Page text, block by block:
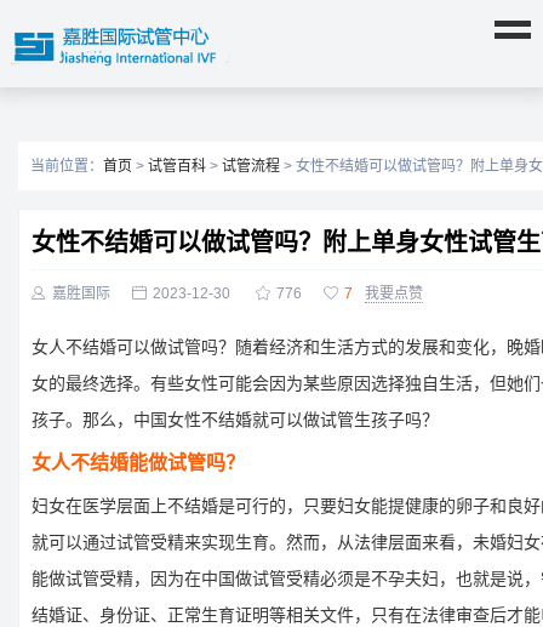
当前位置： 首页 > 试管百科 > 试管流程 > 女性不结婚可以做试管吗？附上单身
女性不结婚可以做试管吗？附上单身女性试管
 嘉胜国际  2023-12-30  776  7 我要点赞
女人不结婚可以做试管吗？随着经济和生活方式的发展和变化，晚
女的最终选择。有些女性可能会因为某些原因选择独自生活，但她
孩子。那么，中国女性不结婚就可以做试管生孩子吗？
女人不结婚能做试管吗？
妇女在医学层面上不结婚是可行的，只要妇女能提健康的卵子和良
就可以通过试管受精来实现生育。然而，从法律层面来看，未婚妇
能做试管受精，因为在中国做试管受精必须是不孕夫妇，也就是说
结婚证、身份证、正常生育证明等相关文件，只有在法律审查后才